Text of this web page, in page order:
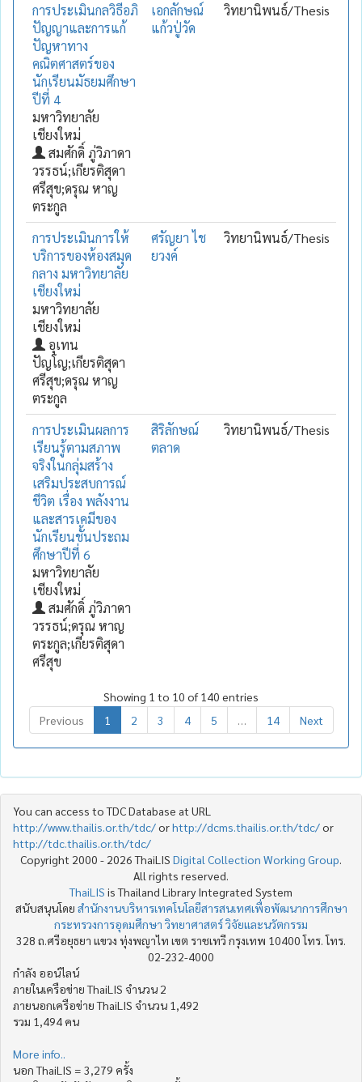
การประเมินกลวิธีอภิ
ปัญญาและการแก้
ปัญหาทาง
คณิตศาสตร์ของ
นักเรียนมัธยมศึกษา
ปีที่ 4
มหาวิทยาลัย
เชียงใหม่
สมศักดิ์ ภู่วิภาดา
วรรธน์;เกียรติสุดา
ศรีสุข;ดรุณ หาญ
ตระกูล
เอกลักษณ์
แก้วปู่วัด
วิทยานิพนธ์/Thesis
การประเมินการให้
บริการของห้องสมุด
กลาง มหาวิทยาลัย
เชียงใหม่
มหาวิทยาลัย
เชียงใหม่
อุเทน
ปัญโญ;เกียรติสุดา
ศรีสุข;ดรุณ หาญ
ตระกูล
ศรัญยา ไช
ยวงค์
วิทยานิพนธ์/Thesis
การประเมินผลการ
เรียนรู้ตามสภาพ
จริงในกลุ่มสร้าง
เสริมประสบการณ์
ชีวิต เรื่อง พลังงาน
และสารเคมีของ
นักเรียนชั้นประถม
ศึกษาปีที่ 6
มหาวิทยาลัย
เชียงใหม่
สมศักดิ์ ภู่วิภาดา
วรรธน์;ดรุณ หาญ
ตระกูล;เกียรติสุดา
ศรีสุข
สิริลักษณ์
ตลาด
วิทยานิพนธ์/Thesis
Showing 1 to 10 of 140 entries
Previous
1 2 3 4 5 14 Next
You can access to TDC Database at URL
http://www.thailis.or.th/tdc/orhttp://dcms.thailis.or.th/tdc/or
http://tdc.thailis.or.th/tdc/
Copyright 2000 - 2026 ThaiLIS Digital Collection Working Group
All rights reserved.
ThaiLIS is Thailand Library Integrated System
สนับสนุนโดย สำนักงานบริหารเทคโนโลยีสารสนเทศเพื่อพัฒนาการศึกษา
กระทรวงการอุดมศึกษา วิทยาศาสตร์ วิจัยและนวัตกรรม
328 ถ.ศรีอยุธยา แขวง ทุ่งพญาไท เขต ราชเทวี กรุงเทพ 10400 โทร. โทร.
02-232-4000
กำลัง ออน์ไลน์
ภายในเครือข่าย ThaiLIS จำนวน 2
ภายนอกเครือข่าย ThaiLIS จำนวน 1,492
รวม 1,494 คน
More info..
นอก ThaiLIS = 3,279 ครั้ง